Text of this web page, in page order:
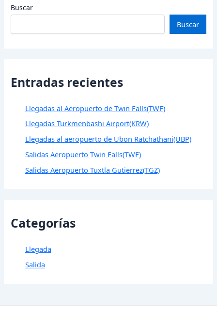
Buscar
Buscar
Entradas recientes
Llegadas al Aeropuerto de Twin Falls(TWF)
Llegadas Turkmenbashi Airport(KRW)
Llegadas al aeropuerto de Ubon Ratchathani(UBP)
Salidas Aeropuerto Twin Falls(TWF)
Salidas Aeropuerto Tuxtla Gutierrez(TGZ)
Categorías
Llegada
Salida